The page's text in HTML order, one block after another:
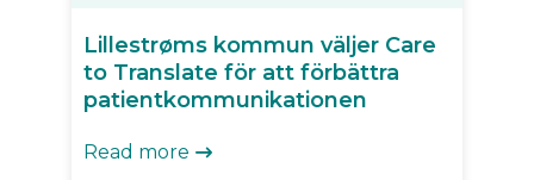
Lillestrøms kommun väljer Care
to Translate för att förbättra
patientkommunikationen
Read more 